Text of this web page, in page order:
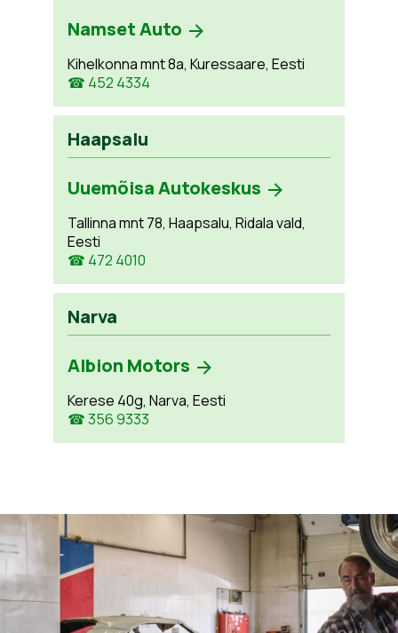
Namset Auto
Kihelkonna mnt 8a, Kuressaare, Eesti
☎ 452 4334
Haapsalu
Uuemõisa Autokeskus
Tallinna mnt 78, Haapsalu, Ridala vald,
Eesti
☎ 472 4010
Narva
Albion Motors
Kerese 40g, Narva, Eesti
☎ 356 9333